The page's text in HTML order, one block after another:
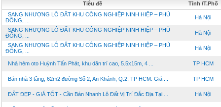
Tiêu đề
Tỉnh /T.Phố
SANG NHƯỢNG LÔ ĐẤT KHU CÔNG NGHIỆP NINH HIỆP – PHÙ
ĐỔNG, ...
Hà Nội
SANG NHƯỢNG LÔ ĐẤT KHU CÔNG NGHIỆP NINH HIỆP – PHÙ
ĐỔNG, ...
Hà Nội
SANG NHƯỢNG LÔ ĐẤT KHU CÔNG NGHIỆP NINH HIỆP – PHÙ
ĐỔNG, ...
Hà Nội
Nhà hẻm oto Huỳnh Tấn Phát, khu dân trí cao, 5.5x15m, 4 ... TP HCM
Bán nhà 3 tầng, 62m2 đường Số 2, An Khánh, Q.2, TP HCM. Giá ... TP HCM
ĐẤT ĐẸP - GIÁ TỐT - Cần Bán Nhanh Lô Đất Vị Trí Đắc Địa Tại ... Hà Nội